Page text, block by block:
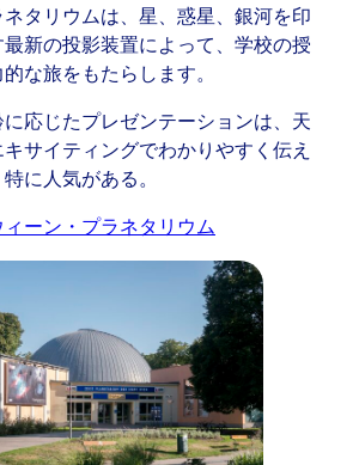
タリウムは、星、惑星、銀河を印
新の投影装置によって、学校の授
な旅をもたらします。
応じたプレゼンテーションは、天
サイティングでわかりやすく伝え
に人気がある。
ィーン・プラネタリウム